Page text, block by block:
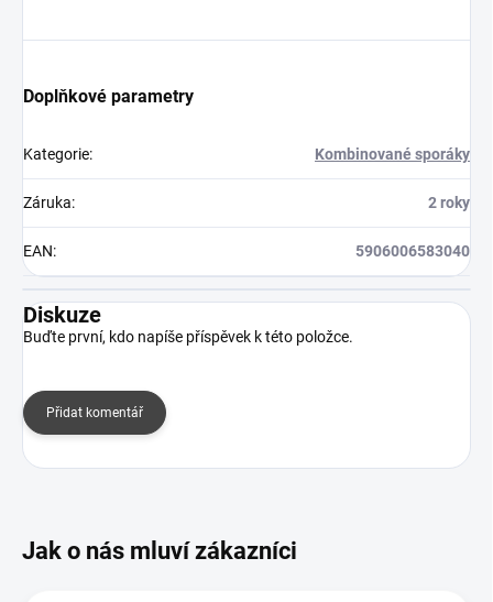
Doplňkové parametry
Kategorie: Kombinované sporáky
Záruka: 2 roky
EAN: 5906006583040
Diskuze
Buďte první, kdo napíše příspěvek k této položce.
Přidat komentář